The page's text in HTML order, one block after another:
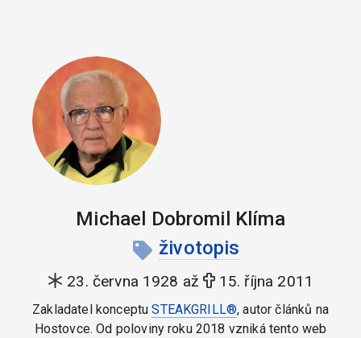
Michael Dobromil Klíma
životopis
23. června 1928 až 15. října 2011
Zakladatel konceptuSTEAKGRILL®, autor článků na
Hostovce. Od poloviny roku 2018 vzniká tento web